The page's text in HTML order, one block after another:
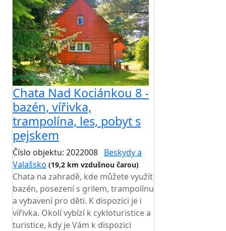
Chata Nad Kociánkou 8 -
bazén, vířivka,
trampolína, les, pobyt s
pejskem
Číslo objektu: 2022008 Beskydy a
Valašsko (19,2 km vzdušnou čarou)
Chata na zahradě, kde můžete využít
bazén, posezení s grilem, trampolínu
a vybavení pro děti. K dispozici je i
vířivka. Okolí vybízí k cykloturistice a
turistice, kdy je Vám k dispozici